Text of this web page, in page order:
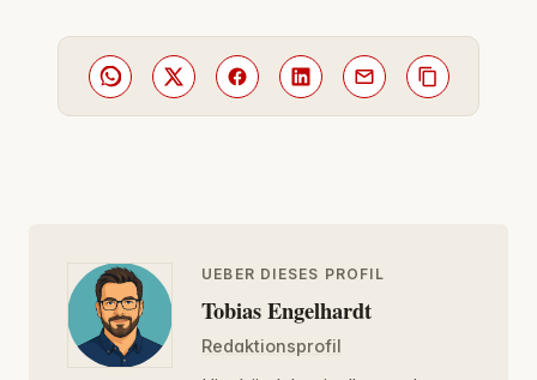
UEBER DIESES PROFIL
Tobias Engelhardt
Redaktionsprofil